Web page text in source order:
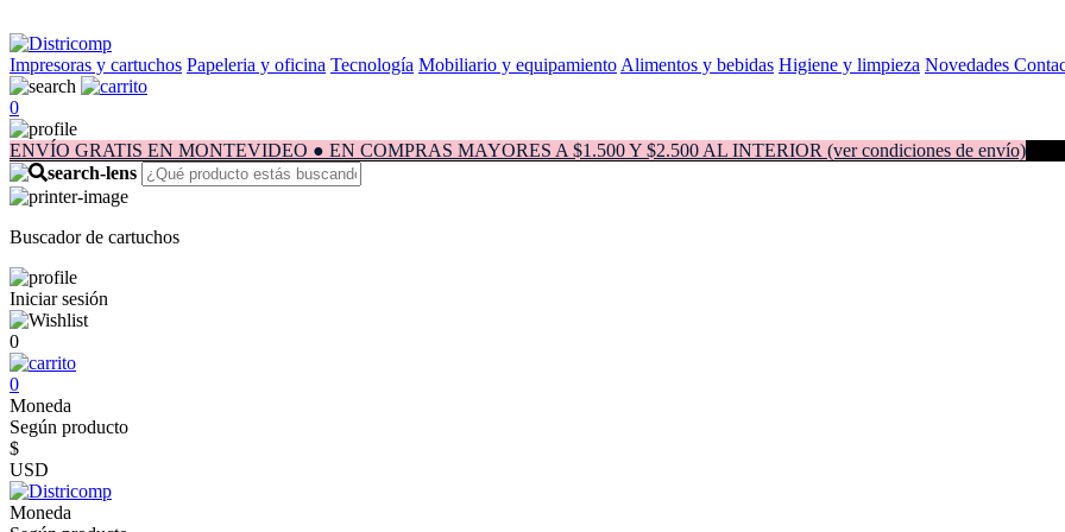
Impresoras y cartuchos Papeleria y oficina Tecnología Mobiliario y equipamiento Alimentos y bebidas Higiene y limpieza Novedades
0
ENVÍO GRATIS EN MONTEVIDEO ● EN COMPRAS MAYORES A $1.500 Y $2.500 AL INTERIOR (ver condiciones de envío)
Buscador de cartuchos
Iniciar sesión
0
0
Moneda
Según producto
$
USD
Moneda